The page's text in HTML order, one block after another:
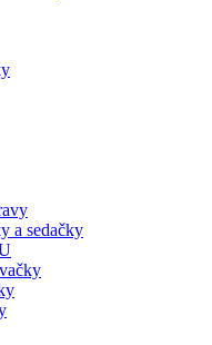
a sedačky